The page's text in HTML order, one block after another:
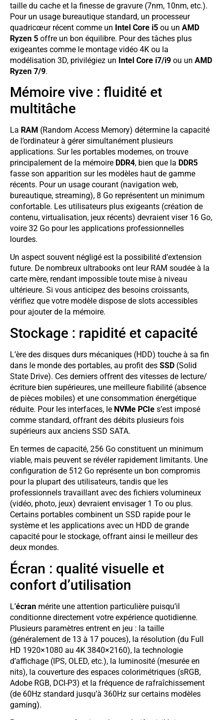
taille du cache et la finesse de gravure (7nm, 10nm, etc.).
Pour un usage bureautique standard, un processeur
quadricœur récent comme un Intel Core i5 ou un AMD
Ryzen 5 offre un bon équilibre. Pour des tâches plus
exigeantes comme le montage vidéo 4K ou la
modélisation 3D, privilégiez un Intel Core i7/i9 ou un AMD
Ryzen 7/9.
Mémoire vive : fluidité et
multitâche
La RAM (Random Access Memory) détermine la capacité
de l’ordinateur à gérer simultanément plusieurs
applications. Sur les portables modernes, on trouve
principalement de la mémoire DDR4, bien que la DDR5
fasse son apparition sur les modèles haut de gamme
récents. Pour un usage courant (navigation web,
bureautique, streaming), 8 Go représentent un minimum
confortable. Les utilisateurs plus exigeants (création de
contenu, virtualisation, jeux récents) devraient viser 16 Go,
voire 32 Go pour les applications professionnelles
lourdes.
Un aspect souvent négligé est la possibilité d’extension
future. De nombreux ultrabooks ont leur RAM soudée à la
carte mère, rendant impossible toute mise à niveau
ultérieure. Si vous anticipez des besoins croissants,
vérifiez que votre modèle dispose de slots accessibles
pour ajouter de la mémoire.
Stockage : rapidité et capacité
L’ère des disques durs mécaniques (HDD) touche à sa fin
dans le monde des portables, au profit des SSD (Solid
State Drive). Ces derniers offrent des vitesses de lecture/
écriture bien supérieures, une meilleure fiabilité (absence
de pièces mobiles) et une consommation énergétique
réduite. Pour les interfaces, le NVMe PCIe s’est imposé
comme standard, offrant des débits plusieurs fois
supérieurs aux anciens SSD SATA.
En termes de capacité, 256 Go constituent un minimum
viable, mais peuvent se révéler rapidement limitants. Une
configuration de 512 Go représente un bon compromis
pour la plupart des utilisateurs, tandis que les
professionnels travaillant avec des fichiers volumineux
(vidéo, photo, jeux) devraient envisager 1 To ou plus.
Certains portables combinent un SSD rapide pour le
système et les applications avec un HDD de grande
capacité pour le stockage, offrant ainsi le meilleur des
deux mondes.
Écran : qualité visuelle et
confort d’utilisation
L’écran mérite une attention particulière puisqu’il
conditionne directement votre expérience quotidienne.
Plusieurs paramètres entrent en jeu : la taille
(généralement de 13 à 17 pouces), la résolution (du Full
HD 1920×1080 au 4K 3840×2160), la technologie
d’affichage (IPS, OLED, etc.), la luminosité (mesurée en
nits), la couverture des espaces colorimétriques (sRGB,
Adobe RGB, DCI-P3) et la fréquence de rafraîchissement
(de 60Hz standard jusqu’à 360Hz sur certains modèles
gaming).